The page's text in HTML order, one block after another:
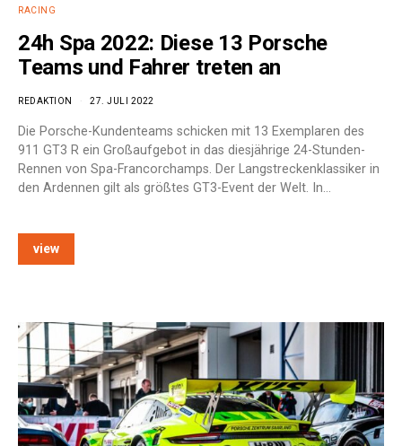
RACING
24h Spa 2022: Diese 13 Porsche
Teams und Fahrer treten an
REDAKTION 27. JULI 2022
Die Porsche-Kundenteams schicken mit 13 Exemplaren des
911 GT3 R ein Großaufgebot in das diesjährige 24-Stunden-
Rennen von Spa-Francorchamps. Der Langstreckenklassiker in
den Ardennen gilt als größtes GT3-Event der Welt. In…
view